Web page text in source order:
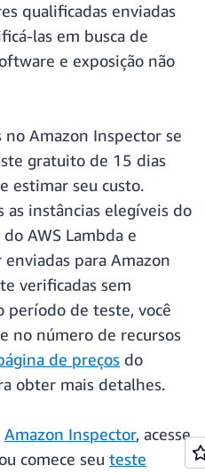
qualificadas enviadas
las em busca de
e exposição não
no Amazon Inspector se
gratuito de 15 dias
estimar seu custo.
as instâncias elegíveis do
AWS Lambda e
para Amazon
verificadas sem
período de teste, você
no número de recursos
de preços do
obter mais detalhes.
Amazon Inspector, acesse
comece seu teste